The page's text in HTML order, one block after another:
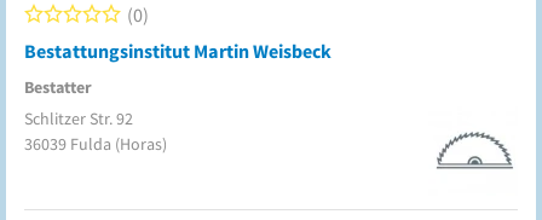
Bestattungsinstitut Martin Weisbeck
Bestatter
0
Schlitzer Str. 92
36039 Fulda (Horas)